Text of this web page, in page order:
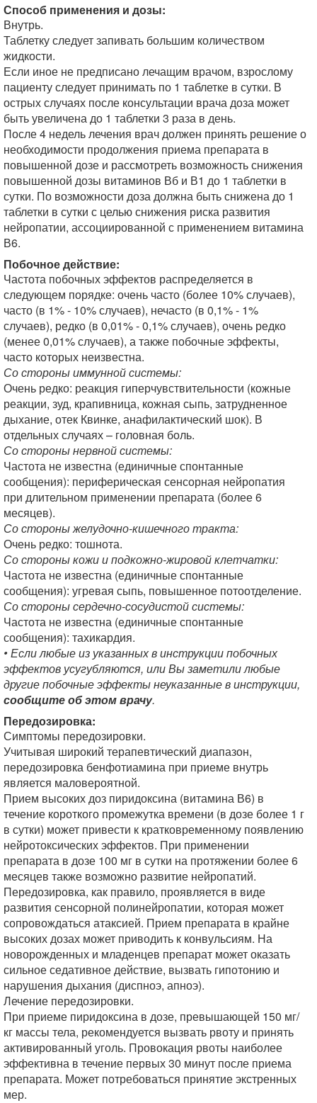
Способ применения и дозы:
Внутрь.
Таблетку следует запивать большим количеством
жидкости.
Если иное не предписано лечащим врачом, взрослому
пациенту следует принимать по 1 таблетке в сутки. В
острых случаях после консультации врача доза может
быть увеличена до 1 таблетки 3 раза в день.
После 4 недель лечения врач должен принять решение о
необходимости продолжения приема препарата в
повышенной дозе и рассмотреть возможность снижения
повышенной дозы витаминов Вб и В1 до 1 таблетки в
сутки. По возможности доза должна быть снижена до 1
таблетки в сутки с целью снижения риска развития
нейропатии, ассоциированной с применением витамина
В6.
Побочное действие:
Частота побочных эффектов распределяется в
следующем порядке: очень часто (более 10% случаев),
часто (в 1% - 10% случаев), нечасто (в 0,1% - 1%
случаев), редко (в 0,01% - 0,1% случаев), очень редко
(менее 0,01% случаев), а также побочные эффекты,
часто которых неизвестна.
Со стороны иммунной системы:
Очень редко: реакция гиперчувствительности (кожные
реакции, зуд, крапивница, кожная сыпь, затрудненное
дыхание, отек Квинке, анафилактический шок). В
отдельных случаях – головная боль.
Со стороны нервной системы:
Частота не известна (единичные спонтанные
сообщения): периферическая сенсорная нейропатия
при длительном применении препарата (более 6
месяцев).
Со стороны желудочно-кишечного тракта:
Очень редко: тошнота.
Со стороны кожи и подкожно-жировой клетчатки:
Частота не известна (единичные спонтанные
сообщения): угревая сыпь, повышенное потоотделение.
Со стороны сердечно-сосудистой системы:
Частота не известна (единичные спонтанные
сообщения): тахикардия.
• Если любые из указанных в инструкции побочных
эффектов усугубляются, или Вы заметили любые
другие побочные эффекты неуказанные в инструкции,
сообщите об этом врачу.
Передозировка:
Симптомы передозировки.
Учитывая широкий терапевтический диапазон,
передозировка бенфотиамина при приеме внутрь
является маловероятной.
Прием высоких доз пиридоксина (витамина В6) в
течение короткого промежутка времени (в дозе более 1 г
в сутки) может привести к кратковременному появлению
нейротоксических эффектов. При применении
препарата в дозе 100 мг в сутки на протяжении более 6
месяцев также возможно развитие нейропатий.
Передозировка, как правило, проявляется в виде
развития сенсорной полинейропатии, которая может
сопровождаться атаксией. Прием препарата в крайне
высоких дозах может приводить к конвульсиям. На
новорожденных и младенцев препарат может оказать
сильное седативное действие, вызвать гипотонию и
нарушения дыхания (диспноэ, апноэ).
Лечение передозировки.
При приеме пиридоксина в дозе, превышающей 150 мг/
кг массы тела, рекомендуется вызвать рвоту и принять
активированный уголь. Провокация рвоты наиболее
эффективна в течение первых 30 минут после приема
препарата. Может потребоваться принятие экстренных
мер.